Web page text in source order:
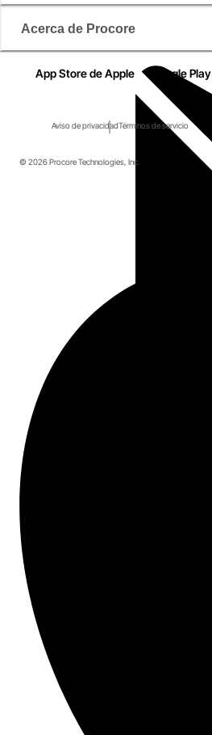
Acerca de Procore
App Store de Apple Google Play
Aviso de privacidadTérminos de servicio
© 2026 Procore Technologies, Inc.